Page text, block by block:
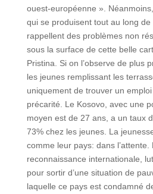
ouest-européenne ».
qui se produisent tout au long
rappellent des problèmes non
sous la surface de cette belle
Pristina. Si on l’observe de plus
les jeunes remplissant les
uniquement de trouver un
précarité. Le Kosovo, avec une
moyen est de 27 ans, a un taux
73% chez les jeunes. La
comme leur pays: dans l’attente.
reconnaissance internationale,
pour sortir d’une situation de
laquelle ce pays est condamné